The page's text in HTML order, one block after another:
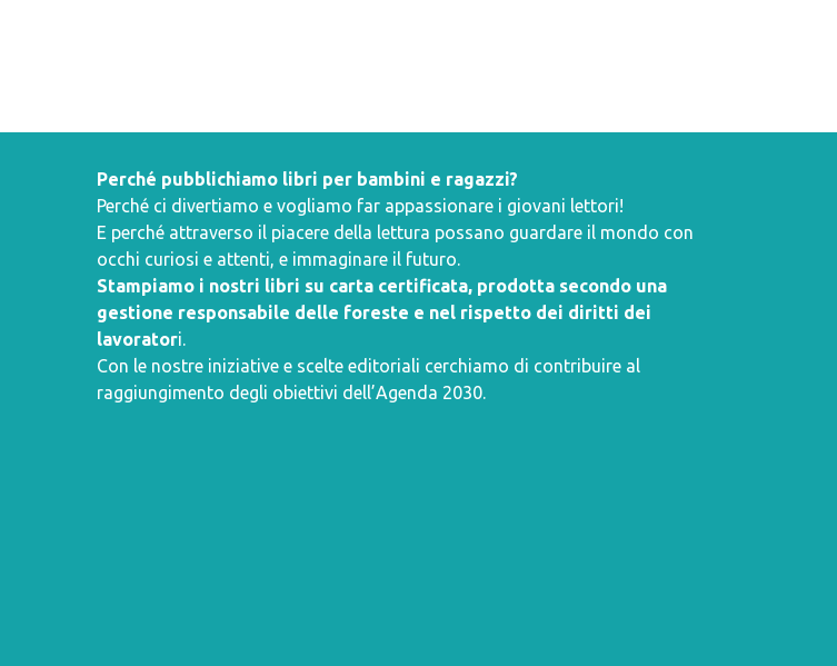
Perché pubblichiamo libri per bambini e ragazzi?
Perché ci divertiamo e vogliamo far appassionare i giovani lettori!
E perché attraverso il piacere della lettura possano guardare il mondo con
occhi curiosi e attenti, e immaginare il futuro.
Stampiamo i nostri libri su carta certificata, prodotta secondo una
gestione responsabile delle foreste e nel rispetto dei diritti dei
lavoratori.
Con le nostre iniziative e scelte editoriali cerchiamo di contribuire al
raggiungimento degli obiettivi dell’Agenda 2030.